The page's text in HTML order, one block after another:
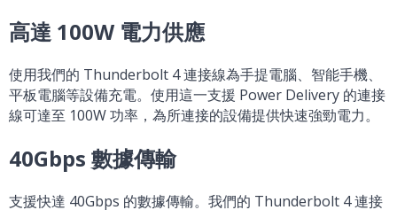
高達 100W 電力供應
使用我們的 Thunderbolt 4 連接線為手提電腦、智能手機、
平板電腦等設備充電。使用這一支援 Power Delivery 的連接
線可達至 100W 功率，為所連接的設備提供快速強勁電力。
40Gbps 數據傳輸
支援快達 40Gbps 的數據傳輸。我們的 Thunderbolt 4 連接